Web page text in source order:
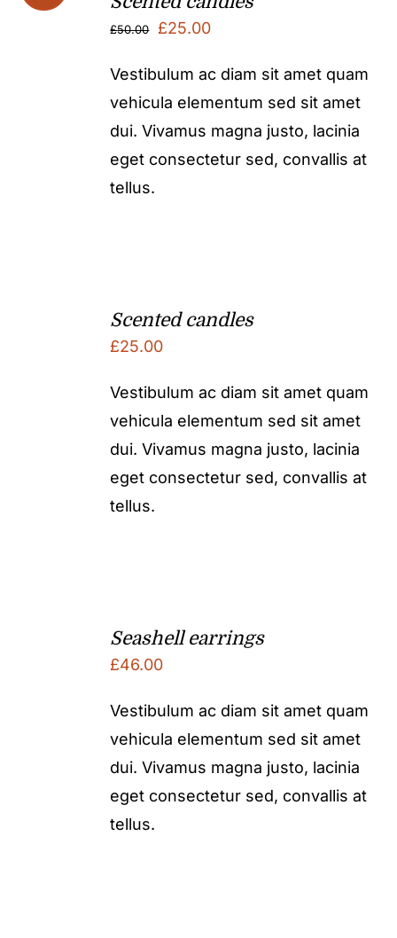
£50.00
Original
was:
£50.00.
£25.00Current
is:
£25.00.
Vestibulum ac diam sit amet quam
vehicula elementum sed sit amet
dui. Vivamus magna justo, lacinia
eget consectetur sed, convallis at
tellus.
Scented candles
£25.00
Vestibulum ac diam sit amet quam
vehicula elementum sed sit amet
dui. Vivamus magna justo, lacinia
eget consectetur sed, convallis at
tellus.
Seashell earrings
£46.00
Vestibulum ac diam sit amet quam
vehicula elementum sed sit amet
dui. Vivamus magna justo, lacinia
eget consectetur sed, convallis at
tellus.